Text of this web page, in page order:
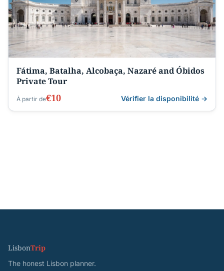
Fátima, Batalha, Alcobaça, Nazaré and Óbidos
Private Tour
À partir de€10 Vérifier la disponibilité →
LisbonTrip
The honest Lisbon planner.